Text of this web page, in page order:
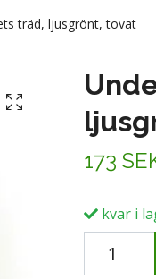
träd, ljusgrönt, tovat
173
kvar i